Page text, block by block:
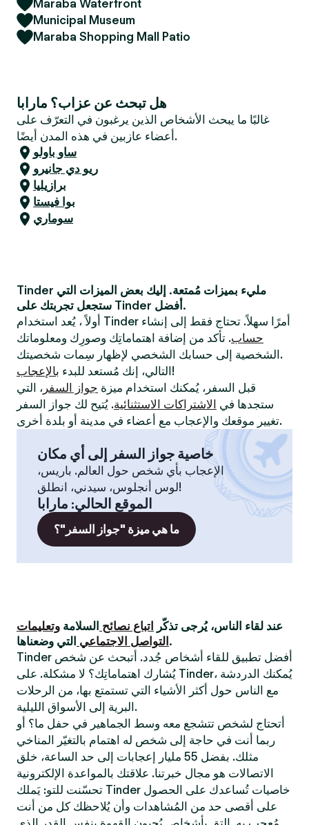
Maraba Waterfront
Municipal Museum
Maraba Shopping Mall Patio
هل تبحث عن عزاب؟ مارابا
غالبًا ما يبحث الأشخاص الذين يرغبون في التعرّف على
أعضاء عازبين في هذه المدن أيضًا.
ساو باولو
ريو دي جانيرو
برازيليا
بوا فيستا
سوماري
Tinder مليء بميزات مُمتعة. إليك بعض الميزات التي
ستجعل تجربتك على Tinder أفضل.
أولاً ، يُعد استخدام Tinder أمرًا سهلاً. تحتاج فقط إلى إنشاء
حساب. تأكد من إضافة اهتماماتِك وصورِك ومعلوماتك
الشخصية إلى حسابك الشخصي لإظهار سِمات شخصيتك.
التالي، إنك مُستعد للبدء بالإعجاب
!
قبل السفر، يُمكنك استخدام ميزة جواز السفر ، التي
ستجدها في الاشتراكات الاستثنائية. يُتيح لك جواز السفر
تغيير موقعك والإعجاب مع أعضاء في مدينة أو بلدة أخرى.
خاصية جواز السفر إلى أي مكان
الإعجاب بأي شخص حول العالم. باريس،
لوس أنجلوس، سيدني، انطلق!
الموقع الحالي: مارابا
ما هي ميزة "جواز السفر"؟
عند لقاء الناس، يُرجى تذكّر اتباع نصائح السلامة وتعليمات
التواصل الاجتماعي التي وضعناها.
Tinder أفضل تطبيق للقاء أشخاص جُدد. أتبحث عن شخص
يُشارك اهتماماتِك؟ لا مشكلة. على Tinder، يُمكنك الدردشة
مع الناس حول أكثر الأشياء التي تستمتع بها، من الرحلات
البرية إلى الأسواق الليلية.
أتحتاج لشخص تتشجع معه وسط الجماهير في حفل ما؟ أو
ربما أنت في حاجة إلى شخص له اهتمام بالتغيّر المناخي
مثلك. بفضل 55 مليار إعجابات إلى حد الساعة، خلق
الاتصالات هو مجال خبرتنا. علاقتك بالمواعدة الإلكترونية
تحسّنت للتو: يَملك Tinder خاصيات تُساعدك على الحصول
على أقصى حد من المُشاهدات وأن يُلاحظك كل من أنت